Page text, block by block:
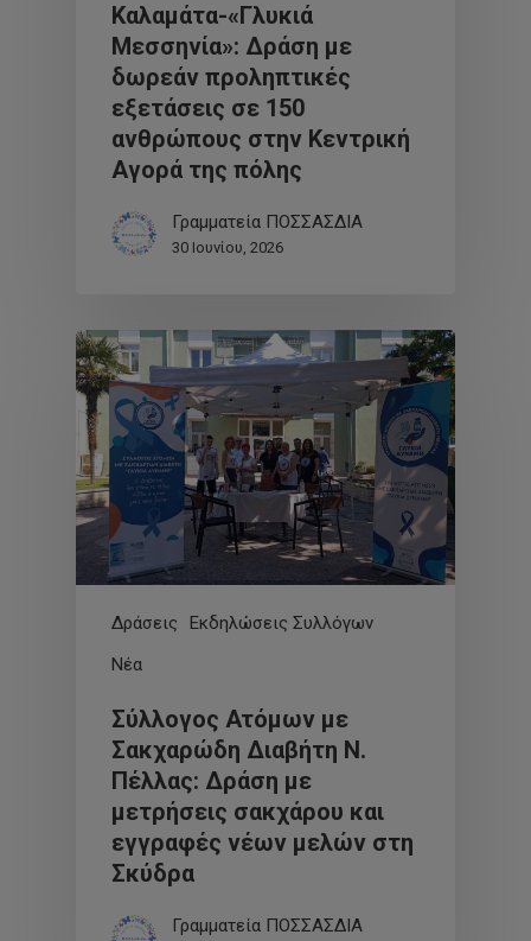
Καλαμάτα-«Γλυκιά
Μεσσηνία»: Δράση με
δωρεάν προληπτικές
εξετάσεις σε 150
ανθρώπους στην Κεντρική
Αγορά της πόλης
Γραμματεία ΠΟΣΣΑΣΔΙΑ
30 Ιουνίου, 2026
Δράσεις
Εκδηλώσεις Συλλόγων
Νέα
Σύλλογος Ατόμων με
Σακχαρώδη Διαβήτη Ν.
Πέλλας: Δράση με
μετρήσεις σακχάρου και
εγγραφές νέων μελών στη
Σκύδρα
Γραμματεία ΠΟΣΣΑΣΔΙΑ